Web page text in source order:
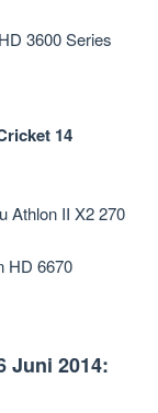
3600 Series
14
Athlon II X2 270
HD 6670
Juni 2014: